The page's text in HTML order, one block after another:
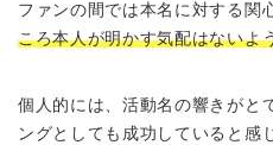
ファンの間では本名に対する関
ころ本人が明かす気配はないよ
個人的には、活動名の響きがと
ングとしても成功していると感